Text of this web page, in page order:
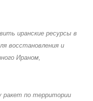
иранские ресурсы в
восстановления и
Ираном,
ракет по территории